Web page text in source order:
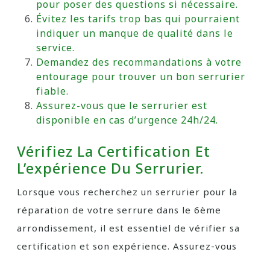
pour poser des questions si nécessaire.
Évitez les tarifs trop bas qui pourraient
indiquer un manque de qualité dans le
service.
Demandez des recommandations à votre
entourage pour trouver un bon serrurier
fiable.
Assurez-vous que le serrurier est
disponible en cas d’urgence 24h/24.
Vérifiez La Certification Et
L’expérience Du Serrurier.
Lorsque vous recherchez un serrurier pour la
réparation de votre serrure dans le 6ème
arrondissement, il est essentiel de vérifier sa
certification et son expérience. Assurez-vous